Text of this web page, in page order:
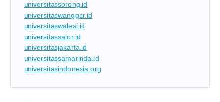
universitassorong.id
universitaswanggar.id
universitaswalesi.id
universitassalor.id
universitasjakarta.id
universitassamarinda.id
universitasindonesia.org